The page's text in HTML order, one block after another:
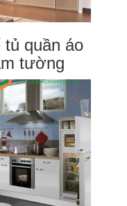
tủ quần áo
tường